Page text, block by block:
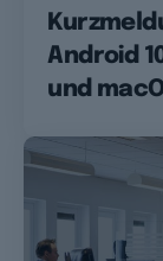
Android
und